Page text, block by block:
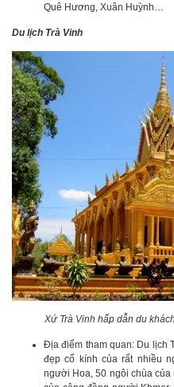
Quê Hương, Xuân Huỳnh…
Du lịch Trà Vinh
Xứ Trà Vinh hấp dẫn du
Địa điểm tham quan: Du lịch
đẹp cổ kính của rất nhiều
người Hoa, 50 ngôi chùa